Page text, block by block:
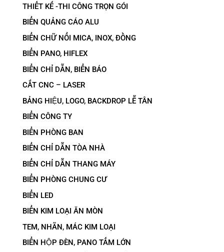
THIẾT KẾ -THI CÔNG TRỌN GÓI
BIỂN QUẢNG CÁO ALU
BIỂN CHỮ NỔI MICA, INOX, ĐỒNG
BIỂN PANO, HIFLEX
BIỂN CHỈ DẪN, BIỂN BÁO
CẮT CNC – LASER
BẢNG HIỆU, LOGO, BACKDROP LỄ TÂN
BIỂN CÔNG TY
BIỂN PHÒNG BAN
BIỂN CHỈ DẪN TÒA NHÀ
BIỂN CHỈ DẪN THANG MÁY
BIỂN PHÒNG CHUNG CƯ
BIỂN LED
BIỂN KIM LOẠI ĂN MÒN
TEM, NHÃN, MÁC KIM LOẠI
BIỂN HỘP ĐÈN, PANO TẤM LỚN